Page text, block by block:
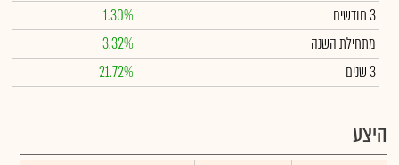
3 חודשים
1.30%
מתחילת השנה
3.32%
3 שנים
21.72%
היצע